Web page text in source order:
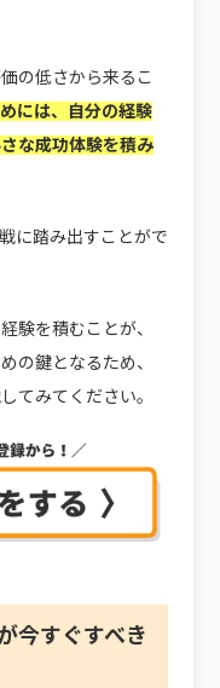
の低さから来るこ
には、自分の経験
な成功体験を積み
に踏み出すことがで
験を積むことが、
の鍵となるため、
てみてください。
今すぐすべき